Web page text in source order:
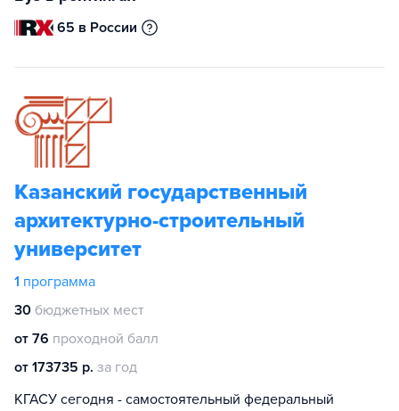
65 в России
Казанский государственный
архитектурно-строительный
университет
1 программа
30 бюджетных мест
от 76 проходной балл
от 173735 р. за год
КГАСУ сегодня - самостоятельный федеральный